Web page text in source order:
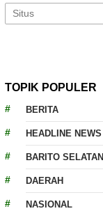
TOPIK POPULER
BERITA
HEADLINE NEWS
BARITO SELATAN
DAERAH
NASIONAL